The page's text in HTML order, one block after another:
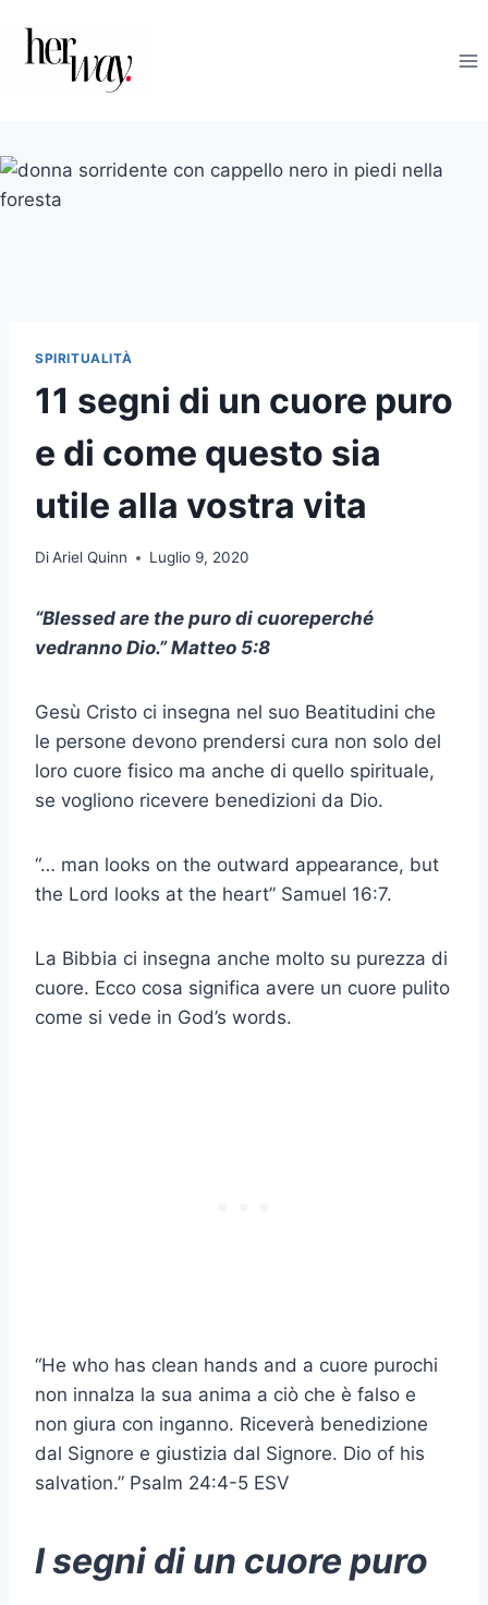
contenuto
SPIRITUALITÀ
11 segni di un cuore puro
e di come questo sia
utile alla vostra vita
DiAriel Quinn Luglio 9, 2020
“Blessed are the puro di cuoreperché
vedranno Dio.”Matteo 5:8
Gesù Cristo ci insegna nel suo Beatitudini che
le persone devono prendersi cura non solo del
loro cuore fisico ma anche di quello spirituale,
se vogliono ricevere benedizioni da Dio.
“… man looks on the outward appearance, but
the Lord looks at the heart” Samuel 16:7.
La Bibbia ci insegna anche molto su purezza di
cuore. Ecco cosa significa avere un cuore pulito
come si vede in God’s words.
“He who has clean hands and a cuore purochi
non innalza la sua anima a ciò che è falso e
non giura con inganno. Riceverà benedizione
dal Signore e giustizia dal Signore. Dio of his
salvation.” Psalm 24:4-5 ESV
I segni di un cuore puro